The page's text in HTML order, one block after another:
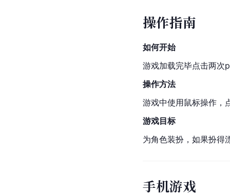
操作指南
如何开始
游戏加载完毕点击两次
操作方法
游戏中使用鼠标操作，
游戏目标
为角色装扮，如果扮得
手机游戏